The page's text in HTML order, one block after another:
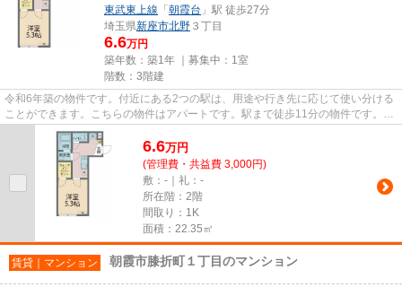
東武東上線 「 朝霞台 」駅 徒歩27分
埼玉県新座市北野 ３丁目
6.6万円
築年数：築1年 ｜募集中： 1室
階数：3階建
令和6年築の物件です。付近にある2つの駅は、用途や行き先に応じて使い分ける
ことができます。こちらの物件はアパートです。駅まで徒歩11分の物件です。実
際に物件をご覧になりたいお...
6.6万円
(管理費・共益費 3,000円)
敷：-｜礼：-
所在階：2階
間取り：1K
面積：22.35㎡
賃貸｜マンション 朝霞市膝折町１丁目のマンション